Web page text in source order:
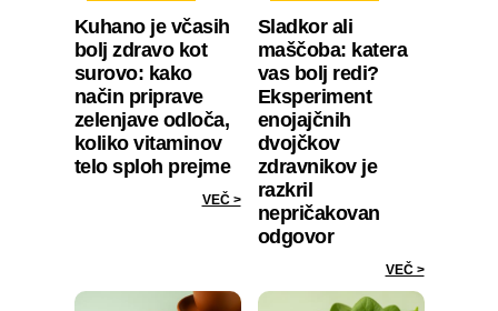
Kuhano je včasih
bolj zdravo kot
surovo: kako
način priprave
zelenjave odloča,
koliko vitaminov
telo sploh prejme
VEČ >
Sladkor ali
maščoba: katera
vas bolj redi?
Eksperiment
enojajčnih
dvojčkov
zdravnikov je
razkril
nepričakovan
odgovor
VEČ >